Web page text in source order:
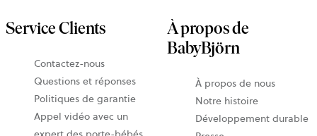
Service Clients
Contactez-nous
Questions et réponses
Politiques de garantie
Appel vidéo avec un
À propos de
BabyBjörn
À propos de nous
Notre histoire
Développement durable